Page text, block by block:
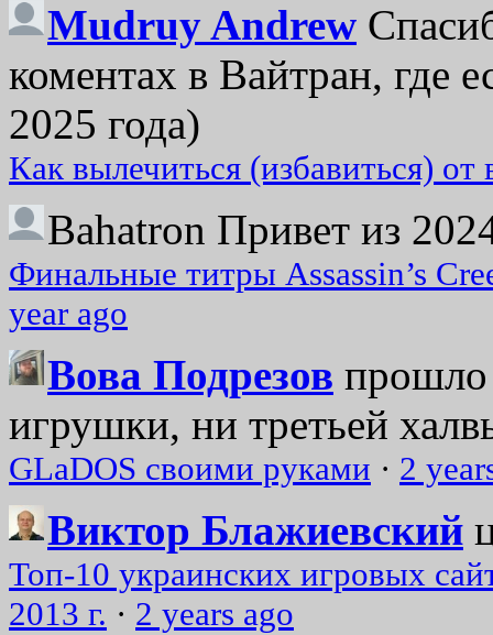
Mudruy Andrew
коментах в Вайтран, где
2025 года)
Как вылечиться (избавиться)
Bahatron Привет из
Финальные титры Assassin’s
year ago
Вова Подрезов прошло
игрушки, ни третьей
GLaDOS своими руками · 2
Виктор Блажиевский
Топ-10 украинских игровых
2013 г. · 2 years ago